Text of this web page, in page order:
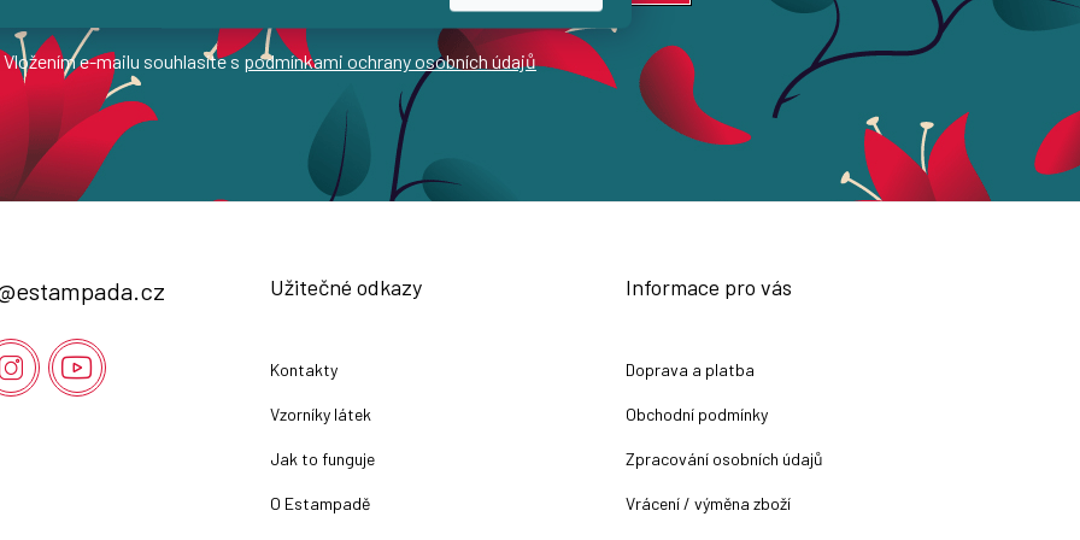
Vložením e-mailu souhlasíte s podmínkami ochrany osobních údajů
estampada.cz Užitečné odkazy
Kontakty
Vzorníky látek
Jak to funguje
O Estampadě
Informace pro vás
Doprava a platba
Obchodní podmínky
Zpracování osobních údajů
Vrácení / výměna zboží